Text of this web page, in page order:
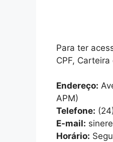
Para ter
CPF,
Endereço:
APM)
Telefone:
E-mail:
Horário: